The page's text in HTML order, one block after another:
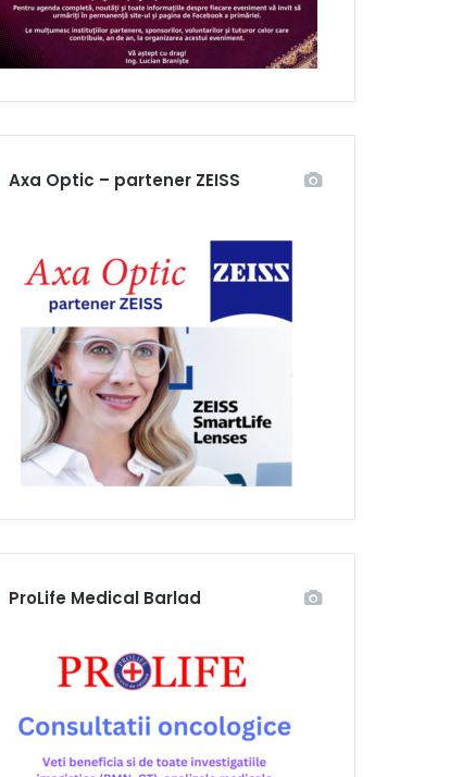
Axa Optic – partener ZEISS
ProLife Medical Barlad